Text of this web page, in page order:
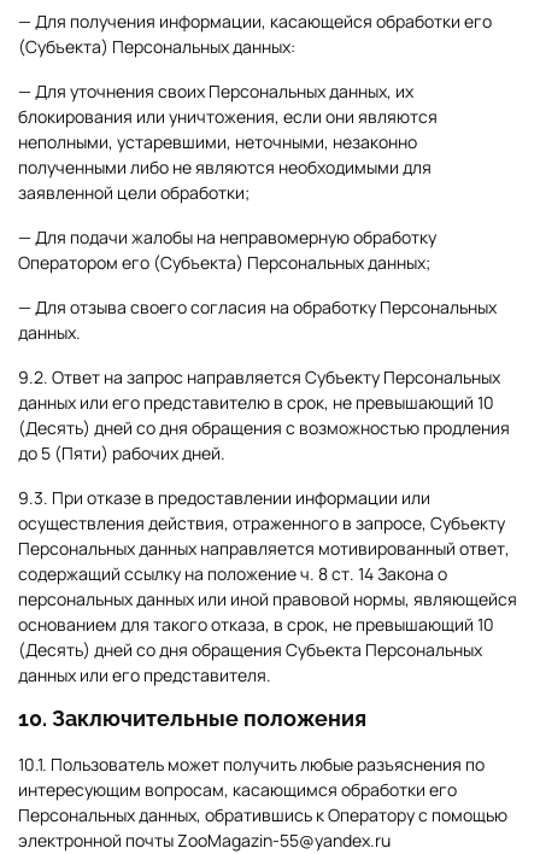
— Для получения информации, касающейся обработки его
(Субъекта) Персональных данных:
— Для уточнения своих Персональных данных, их
блокирования или уничтожения, если они являются
неполными, устаревшими, неточными, незаконно
полученными либо не являются необходимыми для
заявленной цели обработки;
— Для подачи жалобы на неправомерную обработку
Оператором его (Субъекта) Персональных данных;
— Для отзыва своего согласия на обработку Персональных
данных.
9.2. Ответ на запрос направляется Субъекту Персональных
данных или его представителю в срок, не превышающий 10
(Десять) дней со дня обращения с возможностью продления
до 5 (Пяти) рабочих дней.
9.3. При отказе в предоставлении информации или
осуществления действия, отраженного в запросе, Субъекту
Персональных данных направляется мотивированный ответ,
содержащий ссылку на положение ч. 8 ст. 14 Закона о
персональных данных или иной правовой нормы, являющейся
основанием для такого отказа, в срок, не превышающий 10
(Десять) дней со дня обращения Субъекта Персональных
данных или его представителя.
10. Заключительные положения
10.1. Пользователь может получить любые разъяснения по
интересующим вопросам, касающимся обработки его
Персональных данных, обратившись к Оператору с помощью
электронной почты ZooMagazin-55@yandex.ru